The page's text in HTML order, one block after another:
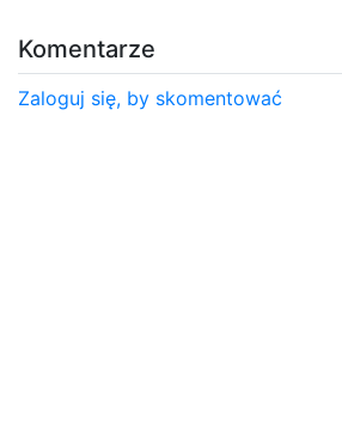
Komentarze
Zaloguj się, by skomentować